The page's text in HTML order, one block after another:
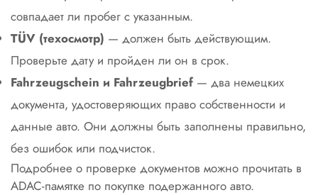
совпадает ли пробег с указанным.
TÜV (техосмотр) — должен быть действующим.
Проверьте дату и пройден ли он в срок.
Fahrzeugschein и Fahrzeugbrief— два немецких
документа, удостоверяющих право собственности и
данные авто. Они должны быть заполнены правильно,
без ошибок или подчисток.
Подробнее о проверке документов можно прочитать в
ADAC-памятке по покупке подержанного авто.